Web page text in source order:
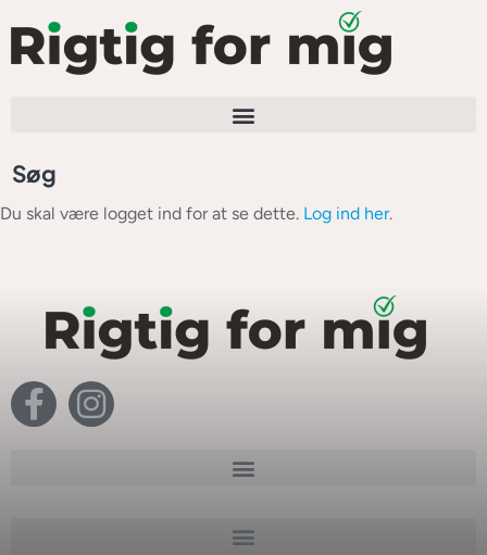
Søg
Du skal være logget ind for at se dette. Log ind her.